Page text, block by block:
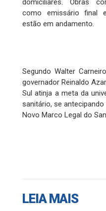
domiciliares. Obras
como emissário final
estão em andamento.
Segundo Walter
governador Reinaldo
Sul atinja a meta da
sanitário, se
Novo Marco Legal do
LEIA MAIS